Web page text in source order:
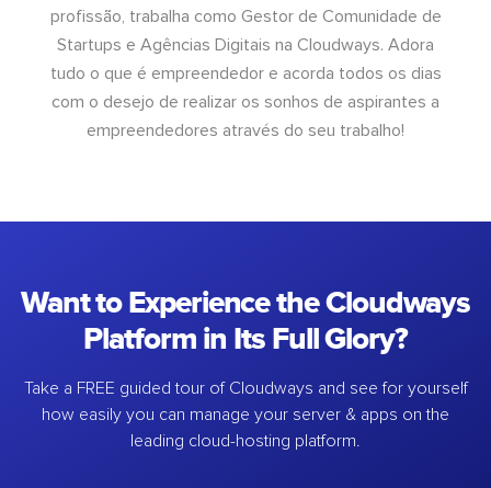
profissão, trabalha como Gestor de Comunidade de
Startups e Agências Digitais na Cloudways. Adora
tudo o que é empreendedor e acorda todos os dias
com o desejo de realizar os sonhos de aspirantes a
empreendedores através do seu trabalho!
Want to Experience the Cloudways
Platform in Its Full Glory?
Take a FREE guided tour of Cloudways and see for yourself
how easily you can manage your server & apps on the
leading cloud-hosting platform.